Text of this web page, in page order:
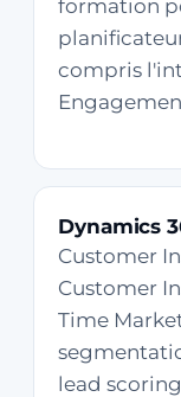
formation
compris
Dynamics
Customer
Customer
Time
lead